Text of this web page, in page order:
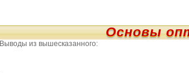
Основы
Выводы из вышесказанного: